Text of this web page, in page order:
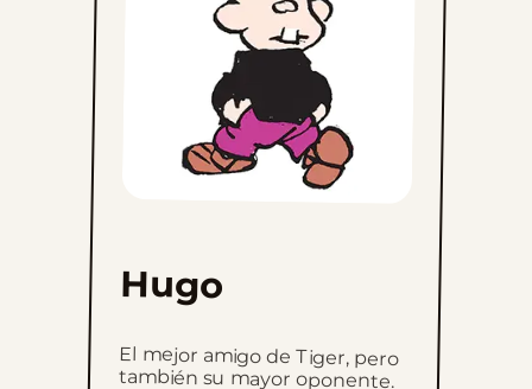
Hugo
El mejor amigo de Tiger, pero
también su mayor oponente.
El arréglalo todo de la
pandilla, Hugo tiene un
apetito por la vida, sobre todo